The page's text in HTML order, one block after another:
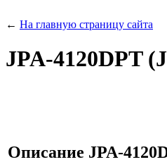
← На главную страницу сайта
JPA-4120DPT
Описание JPA-